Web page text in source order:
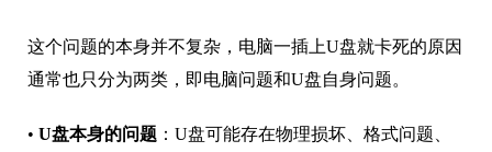
这个问题的本身并不复杂，电脑一插上U盘就卡死的原因
通常也只分为两类，即电脑问题和U盘自身问题。
• U盘本身的问题 ：U盘可能存在物理损坏、格式问题、